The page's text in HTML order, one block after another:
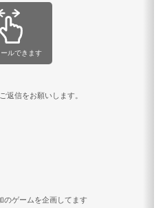
返信をお願いします。
のゲームを企画してます
ルできます